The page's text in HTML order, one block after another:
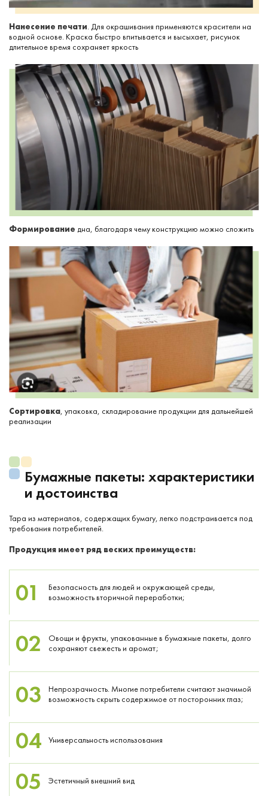
Нанесение печати. Для окрашивания применяются красители на
водной основе. Краска быстро впитывается и высыхает, рисунок
длительное время сохраняет яркость
Формирование дна, благодаря чему конструкцию можно сложить
Сортировка, упаковка, складирование продукции для дальнейшей
реализации
Бумажные пакеты: характеристики
и достоинства
Тара из материалов, содержащих бумагу, легко подстраивается под
требования потребителей.
Продукция имеет ряд веских преимуществ:
01
Безопасность для людей и окружающей среды,
возможность вторичной переработки;
02
Овощи и фрукты, упакованные в бумажные пакеты, долго
сохраняют свежесть и аромат;
03
Непрозрачность. Многие потребители считают значимой
возможность скрыть содержимое от посторонних глаз;
04 Универсальность использования
05 Эстетичный внешний вид